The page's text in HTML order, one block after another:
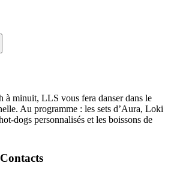
à minuit, LLS vous fera danser dans le
Au programme : les sets d’Aura, Loki
dogs personnalisés et les boissons de